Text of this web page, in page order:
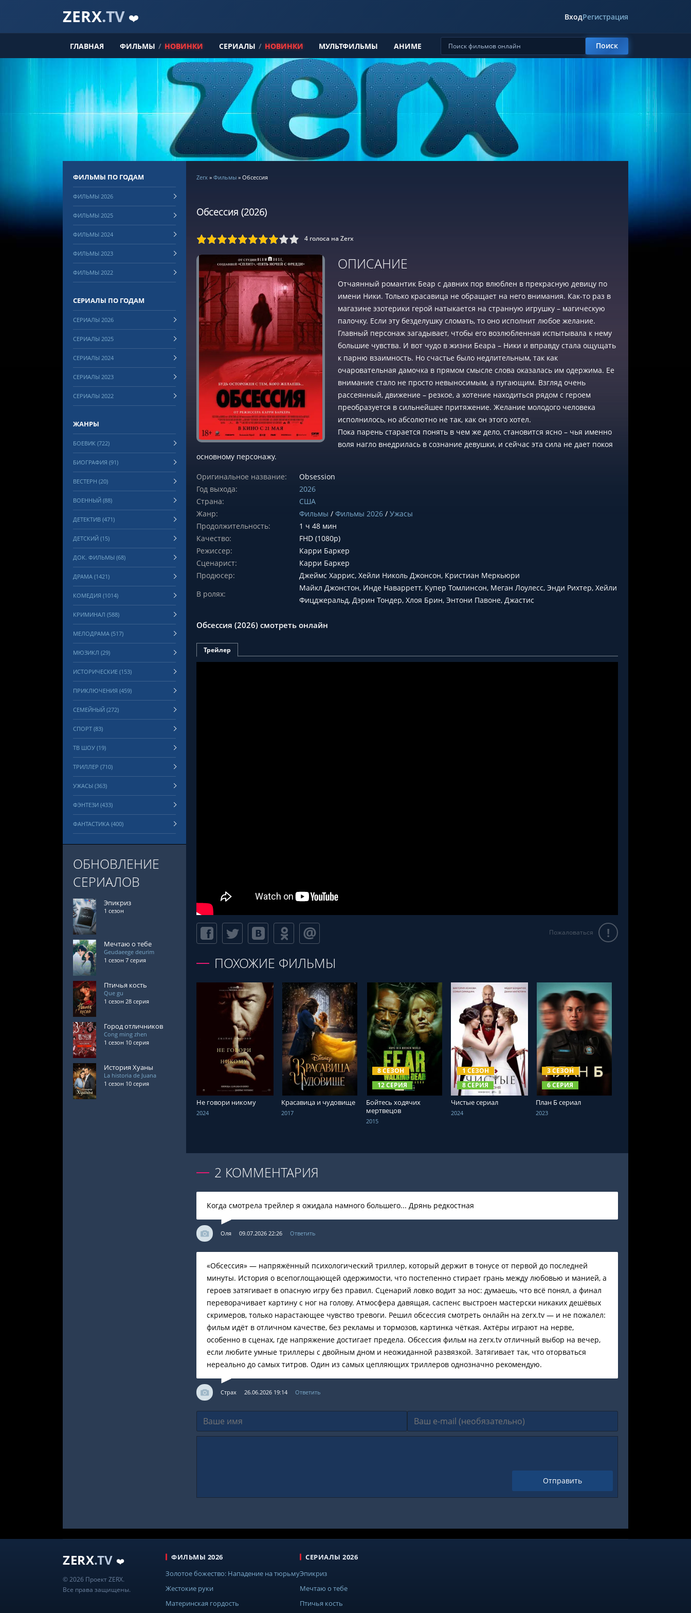
ZERX.TV ❤️ ВходРегистрация
ГЛАВНАЯ ФИЛЬМЫ / НОВИНКИ СЕРИАЛЫ / НОВИНКИ МУЛЬТФИЛЬМЫ АНИМЕ Поиск
Zerx » Фильмы » Обсессия
Обсессия (2026)
80 6 7 8 9 10 4 голоса на Zerx
ОПИСАНИЕ
Отчаянный романтик Беар с давних пор влюблен в прекрасную девицу по
имени Ники. Только красавица не обращает на него внимания. Как-то раз в
магазине эзотерики герой натыкается на странную игрушку – магическую
палочку. Если эту безделушку сломать, то оно исполнит любое желание.
Главный персонаж загадывает, чтобы его возлюбленная испытывала к нему
большие чувства. И вот чудо в жизни Беара – Ники и вправду стала ощущать
к парню взаимность. Но счастье было недлительным, так как
очаровательная дамочка в прямом смысле слова оказалась им одержима. Ее
внимание стало не просто невыносимым, а пугающим. Взгляд очень
рассеянный, движение – резкое, а хотение находиться рядом с героем
преобразуется в сильнейшее притяжение. Желание молодого человека
исполнилось, но абсолютно не так, как он этого хотел.
Пока парень старается понять в чем же дело, становится ясно – чья именно
воля нагло внедрилась в сознание девушки, и сейчас эта сила не дает покоя
основному персонажу.
Оригинальное название:
Obsession
Год выхода:
2026
Страна:
США
Жанр:
Фильмы / Фильмы 2026 / Ужасы
Продолжительность:
1 ч 48 мин
Качество:
FHD (1080p)
Режиссер:
Карри Баркер
Сценарист:
Карри Баркер
Продюсер:
Джеймс Харрис, Хейли Николь Джонсон, Кристиан Меркьюри
В ролях:
Майкл Джонстон, Инде Наварретт, Купер Томлинсон, Меган Лоулесс, Энди Рихтер, Хейли
Фицджеральд, Дэрин Тондер, Хлоя Брин, Энтони Павоне, Джастис
Обсессия (2026) смотреть онлайн
Трейлер
Пожаловаться !
ПОХОЖИЕ ФИЛЬМЫ
СМОТРЕТЬ ОНЛАЙН
Не говори никому
2024
СМОТРЕТЬ ОНЛАЙН
Красавица и чудовище
2017
8 СЕЗОН
12 СЕРИЯ
СМОТРЕТЬ ОНЛАЙН
Бойтесь ходячих
мертвецов
2015
1 СЕЗОН
8 СЕРИЯ
СМОТРЕТЬ ОНЛАЙН
Чистые сериал
2024
3 СЕЗОН
6 СЕРИЯ
СМОТРЕТЬ ОНЛАЙН
План Б сериал
2023
2 КОММЕНТАРИЯ
Когда смотрела трейлер я ожидала намного большего... Дрянь редкостная
Оля 09.07.2026 22:26 Ответить
«Обсессия» — напряжённый психологический триллер, который держит в тонусе от первой до последней
минуты. История о всепоглощающей одержимости, что постепенно стирает грань между любовью и манией, а
героев затягивает в опасную игру без правил. Сценарий ловко водит за нос: думаешь, что всё понял, а финал
переворачивает картину с ног на голову. Атмосфера давящая, саспенс выстроен мастерски никаких дешёвых
скримеров, только нарастающее чувство тревоги. Решил обсессия смотреть онлайн на zerx.tv — и не пожалел:
фильм идёт в отличном качестве, без рекламы и тормозов, картинка чёткая. Актёры играют на нерве,
особенно в сценах, где напряжение достигает предела. Обсессия фильм на zerx.tv отличный выбор на вечер,
если любите умные триллеры с двойным дном и неожиданной развязкой. Затягивает так, что оторваться
нереально до самых титров. Один из самых цепляющих триллеров однозначно рекомендую.
Страх 26.06.2026 19:14 Ответить
Отправить
ФИЛЬМЫ ПО ГОДАМ
ФИЛЬМЫ 2026
ФИЛЬМЫ 2025
ФИЛЬМЫ 2024
ФИЛЬМЫ 2023
ФИЛЬМЫ 2022
СЕРИАЛЫ ПО ГОДАМ
СЕРИАЛЫ 2026
СЕРИАЛЫ 2025
СЕРИАЛЫ 2024
СЕРИАЛЫ 2023
СЕРИАЛЫ 2022
ЖАНРЫ
БОЕВИК (722)
БИОГРАФИЯ (91)
ВЕСТЕРН (20)
ВОЕННЫЙ (88)
ДЕТЕКТИВ (471)
ДЕТСКИЙ (15)
ДОК. ФИЛЬМЫ (68)
ДРАМА (1421)
КОМЕДИЯ (1014)
КРИМИНАЛ (588)
МЕЛОДРАМА (517)
МЮЗИКЛ (29)
ИСТОРИЧЕСКИЕ (153)
ПРИКЛЮЧЕНИЯ (459)
СЕМЕЙНЫЙ (272)
СПОРТ (83)
ТВ ШОУ (19)
ТРИЛЛЕР (710)
УЖАСЫ (363)
ФЭНТЕЗИ (433)
ФАНТАСТИКА (400)
ОБНОВЛЕНИЕ
СЕРИАЛОВ
Эпикриз
1 сезон
Мечтаю о тебе
Geudaeege deurim
1 сезон 7 серия
Птичья кость
Que gu
1 сезон 28 серия
Город отличников
Cong ming zhen
1 сезон 10 серия
История Хуаны
La historia de Juana
1 сезон 10 серия
ZERX.TV ❤️
© 2026 Проект ZERX.
Все права защищены.
ФИЛЬМЫ 2026
Золотое божество: Нападение на тюрьму
Жестокие руки
Материнская гордость
СЕРИАЛЫ 2026
Эпикриз
Мечтаю о тебе
Птичья кость